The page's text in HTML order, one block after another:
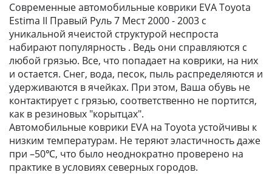
Современные автомобильные коврики EVA Toyota
Estima II Правый Руль 7 Мест 2000 - 2003 с
уникальной ячеистой структурой неспроста
набирают популярность . Ведь они справляются с
любой грязью. Все, что попадает на коврики, на них
и остается. Снег, вода, песок, пыль распределяются и
удерживаются в ячейках. При этом, Ваша обувь не
контактирует с грязью, соответственно не портится,
как в резиновых "корытцах".
Автомобильные коврики EVA на Toyota устойчивы к
низким температурам. Не теряют эластичность даже
при –50℃, что было неоднократно проверено на
практике в условиях северных городов.